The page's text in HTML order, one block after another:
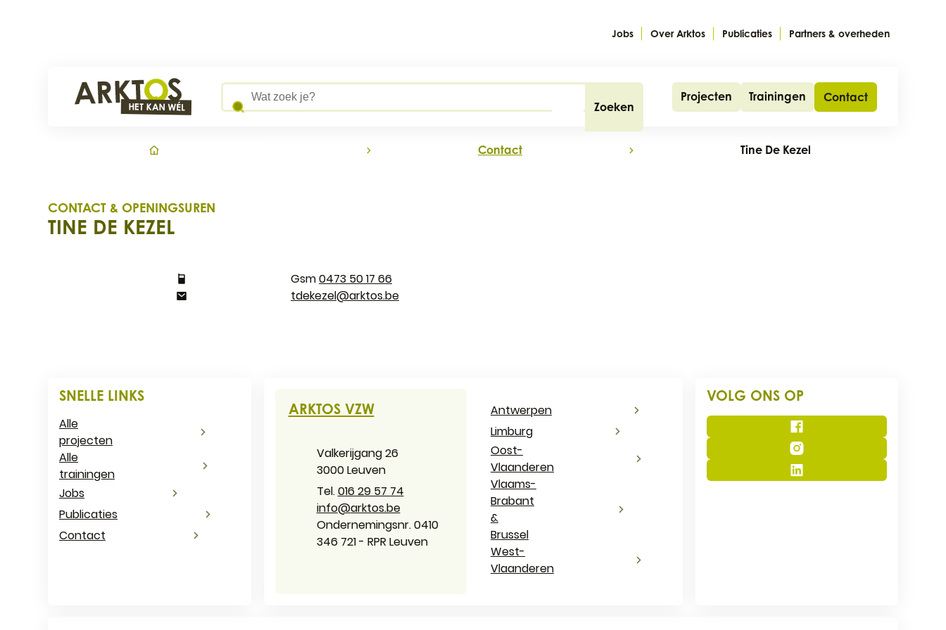
Jobs Over Arktos Publicaties Partners & overheden
Arktos Wat zoek je?
Zoeken
Projecten Trainingen Contact
Contact Tine De Kezel
CONTACT & OPENINGSUREN
TINE DE KEZEL
0473 50 17 66
tdekezel@arktos.be
ARKTOS VZW
AdresValkerijgang 26
,3000Leuven
016 29 57 74
E-mailinfo@arktos.be
Ondernemingsnummer
Ondernemingsnr. 0410
346 721 - RPR Leuven
Antwerpen
Limburg
Oost-
Vlaanderen
Vlaams-
Brabant
&
Brussel
West-
Vlaanderen
SNELLE LINKS
Alle
projecten
Alle
trainingen
Jobs
Publicaties
Contact
VOLG ONS OP
Facebook
Instagram
LinkedIn